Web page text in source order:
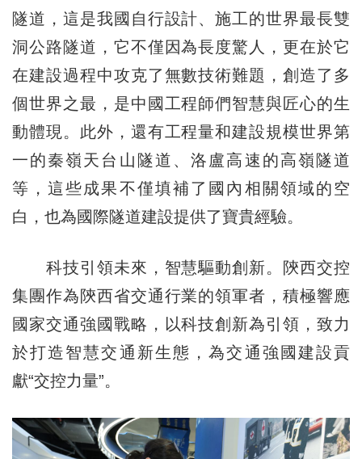
隧道，這是我國自行設計、施工的世界最長雙
洞公路隧道，它不僅因為長度驚人，更在於它
在建設過程中攻克了無數技術難題，創造了多
個世界之最，是中國工程師們智慧與匠心的生
動體現。此外，還有工程量和建設規模世界第
一的秦嶺天台山隧道、洛盧高速的高嶺隧道
等，這些成果不僅填補了國內相關領域的空
白，也為國際隧道建設提供了寶貴經驗。
科技引領未來，智慧驅動創新。陝西交控
集團作為陝西省交通行業的領軍者，積極響應
國家交通強國戰略，以科技創新為引領，致力
於打造智慧交通新生態，為交通強國建設貢
獻“交控力量”。